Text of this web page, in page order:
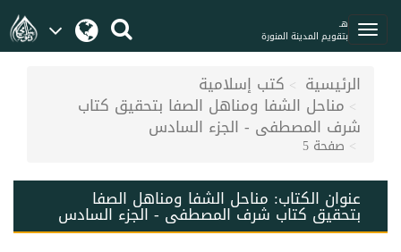
هـ
بتقويم المدينة المنورة
الرئيسية كتب إسلامية
مناحل الشفا ومناهل الصفا بتحقيق كتاب
شرف المصطفى - الجزء السادس
صفحة 5
عنوان الكتاب: مناحل الشفا ومناهل الصفا
بتحقيق كتاب شرف المصطفى - الجزء السادس